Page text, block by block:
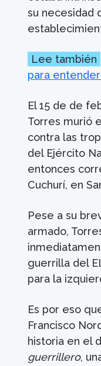
su necesidad
Lee también
para
El 15 de de
Torres murió
contra las
del Ejército
entonces
Cuchurí, en
Pese a su
armado,
guerrilla del
para la
Es por eso
Francisco
historia en el
guerrillero,